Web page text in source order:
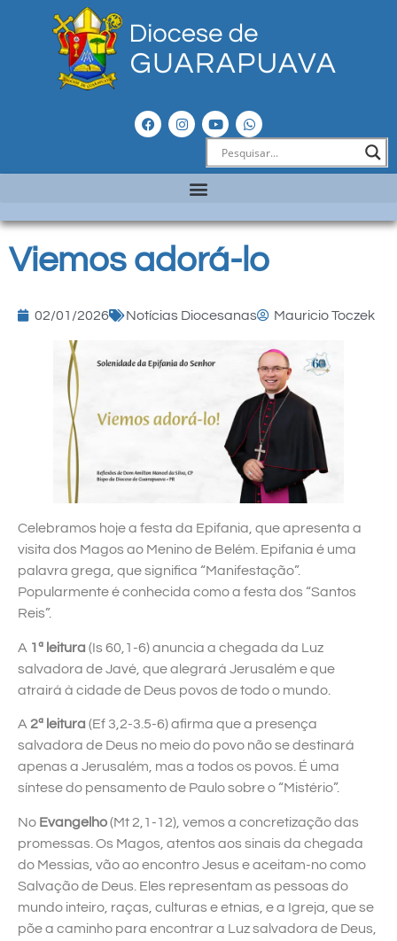
Viemos adorá-lo
02/01/2026 Notícias Diocesanas Mauricio Toczek
Celebramos hoje a festa da Epifania, que apresenta a
visita dos Magos ao Menino de Belém. Epifania é uma
palavra grega, que significa “Manifestação”.
Popularmente é conhecida como a festa dos “Santos
Reis”.
A 1ª leitura (Is 60,1-6) anuncia a chegada da Luz
salvadora de Javé, que alegrará Jerusalém e que
atrairá à cidade de Deus povos de todo o mundo.
A2ª leitura (Ef 3,2-3.5-6) afirma que a presença
salvadora de Deus no meio do povo não se destinará
apenas a Jerusalém, mas a todos os povos. É uma
síntese do pensamento de Paulo sobre o “Mistério”.
No Evangelho(Mt 2,1-12), vemos a concretização das
promessas. Os Magos, atentos aos sinais da chegada
do Messias, vão ao encontro Jesus e aceitam-no como
Salvação de Deus. Eles representam as pessoas do
mundo inteiro, raças, culturas e etnias, e a Igreja, que se
põe a caminho para encontrar a Luz salvadora de Deus,